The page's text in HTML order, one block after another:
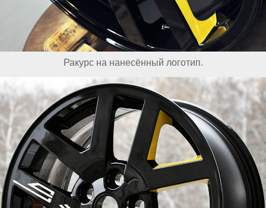
Ракурс на нанесённый логотип.